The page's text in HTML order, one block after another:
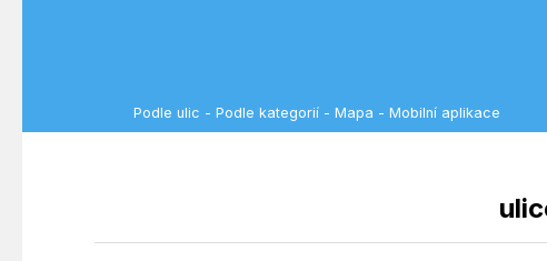
Podle ulic - Podle kategorií - Mapa - Mobilní aplikace